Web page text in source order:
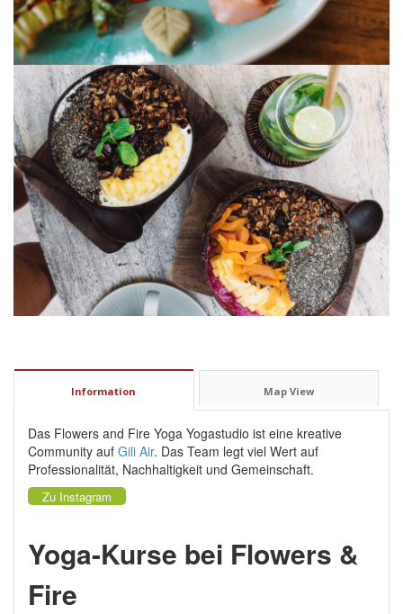
Information Map View
Das Flowers and Fire Yoga Yogastudio ist eine kreative
Community auf Gili Air. Das Team legt viel Wert auf
Professionalität, Nachhaltigkeit und Gemeinschaft.
Zu Instagram
Yoga-Kurse bei Flowers &
Fire